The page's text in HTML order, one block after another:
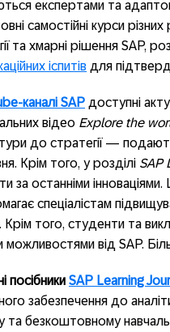
експертами та
самостійні курси
та хмарні рішення SAP,
іспитів для
каналі SAP доступні
відео Explore the
до стратегії —
Крім того, у розділі SAP
за останніми
спеціалістам
Крім того, студенти та
можливостями від SAP.
посібники SAP Learning
забезпечення до
та безкоштовному